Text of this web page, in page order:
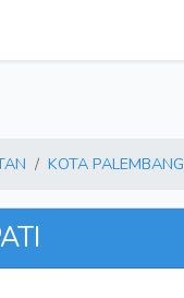
KOTA PALEMBANG